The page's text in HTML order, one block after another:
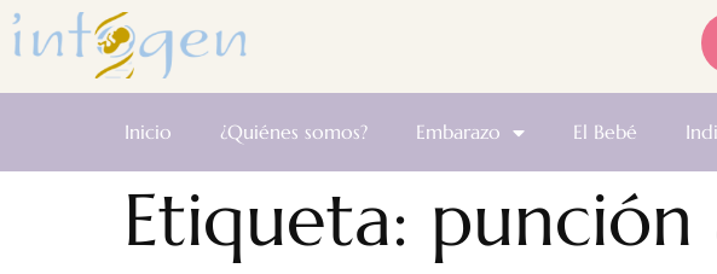
Inicio ¿Quiénes somos? Embarazo El Bebé
Etiqueta: